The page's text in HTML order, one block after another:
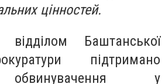
цінностей.
відділом Баштанської
підтримано
у